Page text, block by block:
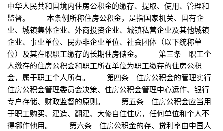
中华人民共和国境内住房公积金的缴存、提取、使用、管理和
监督。 本条例所称住房公积金，是指国家机关、国有企
业、城镇集体企业、外商投资企业、城镇私营企业及其他城镇
企业、事业单位、民办非企业单位、社会团体（以下统称单
位）及其在职职工缴存的长期住房储金。 第三条 职工个
人缴存的住房公积金和职工所在单位为职工缴存的住房公积
金，属于职工个人所有。 第四条 住房公积金的管理实行
住房公积金管理委员会决策、住房公积金管理中心运作、银行
专户存储、财政监督的原则。 第五条 住房公积金应当用
于职工购买、建造、翻建、大修自住住房，任何单位和个人不
得挪作他用。 第六条 住房公积金的存、贷利率由中国人